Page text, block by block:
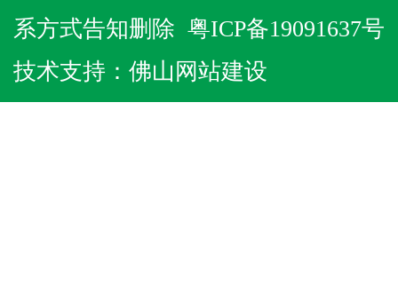
系方式告知删除 粤ICP备19091637号
技术支持： 佛山网站建设